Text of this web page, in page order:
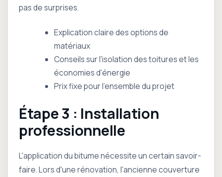
pas de surprises.
Explication claire des options de
matériaux
Conseils sur l'isolation des toitures et les
économies d'énergie
Prix fixe pour l'ensemble du projet
Étape 3 : Installation
professionnelle
L'application du bitume nécessite un certain savoir-
faire. Lors d'une rénovation, l'ancienne couverture